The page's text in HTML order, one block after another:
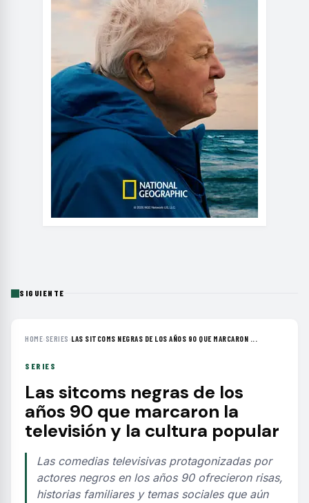
SIGUIENTE
HOME› SERIES ›LAS SITCOMS NEGRAS DE LOS AÑOS 90 QUE MARCARON ...
SERIES
Las sitcoms negras de los
años 90 que marcaron la
televisión y la cultura popular
Las comedias televisivas protagonizadas por
actores negros en los años 90 ofrecieron risas,
historias familiares y temas sociales que aún